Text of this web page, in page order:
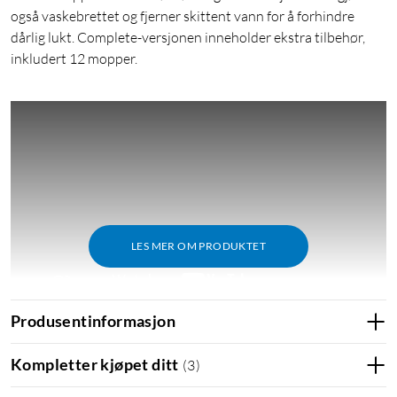
også vaskebrettet og fjerner skittent vann for å forhindre
dårlig lukt. Complete-versjonen inneholder ekstra tilbehør,
inkludert 12 mopper.
LES MER OM PRODUKTET
Oppsummering
Storebroren til Dreame X40 Ultra, med blant annet
Produsentinformasjon
Kompletter kjøpet ditt (3)